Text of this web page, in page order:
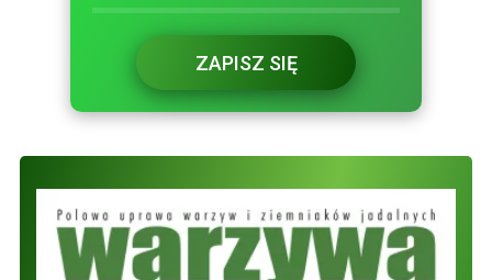
ZAPISZ SIĘ